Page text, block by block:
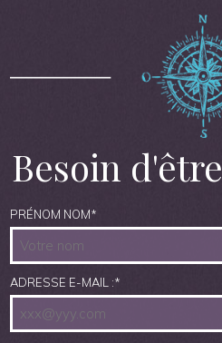
Besoin d'être
PRÉNOM NOM*
ADRESSE E-MAIL :*